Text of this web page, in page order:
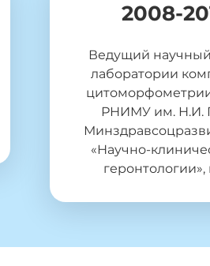
2008-
Ведущий
лаборатории
РНИМУ им. Н.И.
«Научно-
геронтологии»,